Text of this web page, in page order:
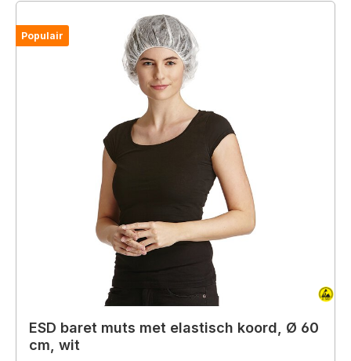
Populair
ESD baret muts met elastisch koord, Ø 60
cm, wit